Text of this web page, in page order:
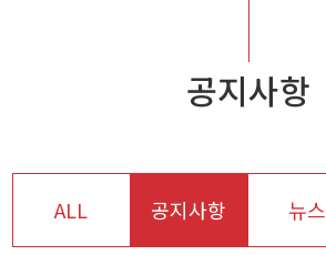
공지사항
ALL 공지사항 뉴스